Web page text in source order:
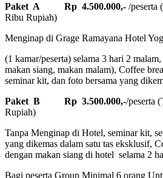
Paket A
Rp 4.500.000,- /peserta
Ribu Rupiah)
Menginap di Grage Ramayana Hotel
(1 kamar/peserta) selama 3 hari 2
makan siang, makan malam), Coffee
seminar kit, dan foto bersama yang
Paket B
Rp 3.500.000,-/peserta
Rupiah)
Tanpa Menginap di Hotel, seminar kit,
yang dikemas dalam satu tas eksklusif,
dengan makan siang di hotel selama 2
Bagi peserta Group Minimal 6 orang